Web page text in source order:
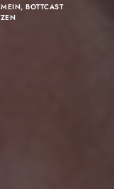
, BOTTCAST